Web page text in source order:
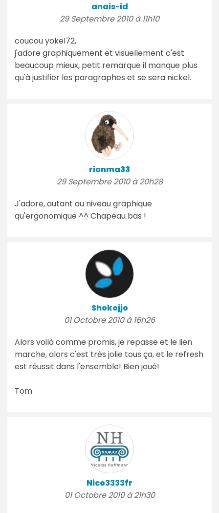
anais-id
29 Septembre 2010 à 11h10
coucou yokel72,
j'adore graphiquement et visuellement c'est
beaucoup mieux, petit remarque il manque plus
qu'à justifier les paragraphes et se sera nickel.
rionma33
29 Septembre 2010 à 20h28
J'adore, autant au niveau graphique
qu'ergonomique ^^ Chapeau bas !
Shokojjo
01 Octobre 2010 à 16h26
Alors voilà comme promis, je repasse et le lien
marche, alors c'est très jolie tous ça, et le refresh
est réussit dans l'ensemble! Bien joué!
Tom
Nico3333fr
01 Octobre 2010 à 21h30